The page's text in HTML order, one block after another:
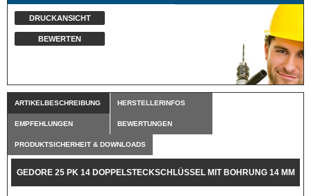
DRUCKANSICHT
BEWERTEN
ARTIKELBESCHREIBUNG HERSTELLERINFOS
EMPFEHLUNGEN BEWERTUNGEN
PRODUKTSICHERHEIT & DOWNLOADS
GEDORE 25 PK 14 DOPPELSTECKSCHLÜSSEL MIT BOHRUNG 14 MM